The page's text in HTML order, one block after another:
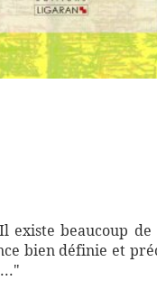
existe beaucoup de
bien définie et